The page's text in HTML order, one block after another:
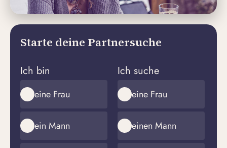
Starte deine Partnersuche
Ich bin
eine Frau
ein Mann
Ich suche
eine Frau
einen Mann